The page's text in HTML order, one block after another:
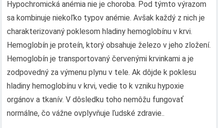
Hypochromická anémia nie je choroba. Pod týmto výrazom
sa kombinuje niekoľko typov anémie. Avšak každý z nich je
charakterizovaný poklesom hladiny hemoglobínu v krvi.
Hemoglobín je proteín, ktorý obsahuje železo v jeho zložení.
Hemoglobín je transportovaný červenými krvinkami a je
zodpovedný za výmenu plynu v tele. Ak dôjde k poklesu
hladiny hemoglobínu v krvi, vedie to k vzniku hypoxie
orgánov a tkanív. V dôsledku toho nemôžu fungovať
normálne, čo vážne ovplyvňuje ľudské zdravie..